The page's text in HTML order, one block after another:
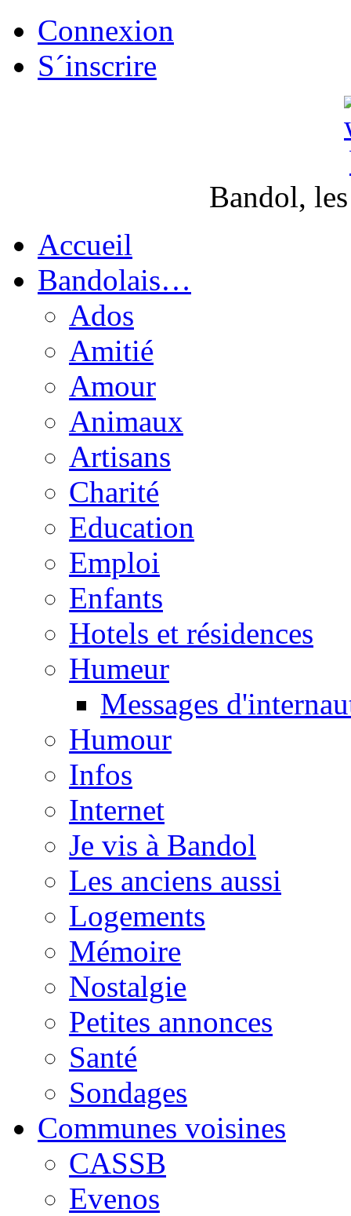
Connexion
S´inscrire
Bandol,
Accueil
Bandolais…
Ados
Amitié
Amour
Animaux
Artisans
Charité
Education
Emploi
Enfants
Hotels et résidences
Humeur
Messages
Humour
Infos
Internet
Je vis à Bandol
Les anciens aussi
Logements
Mémoire
Nostalgie
Petites annonces
Santé
Sondages
Communes voisines
CASSB
Evenos